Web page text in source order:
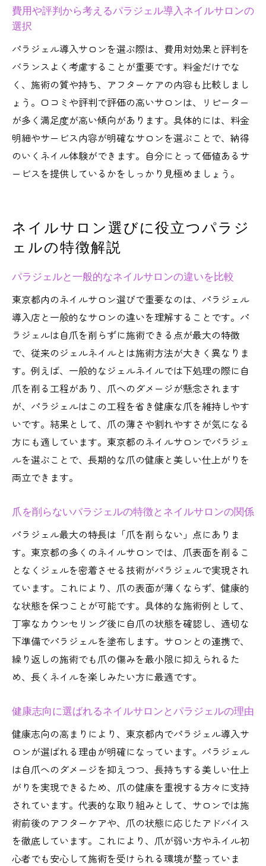
のコスパ
体験するコツ
パラジェル認定サロン東京で費用を抑える
選択ポイント
パラジェルネイルサロンの施術価格と効果
を実感する方法
爪を傷めず楽しむパラジェルネイルの魅力
ネイルサロンで叶うパラジェルの健康的な
イルサロンの工夫
パラジェルで爪を傷めず長持ちするネイル
パラジェル認定サロン東京で受ける安心の
施術
ネイルサロンで人気のパラジェルの持ちと
デザイン力
パラジェルとは違うジェルネイルとの違い
も解説
東京都内で安くパラジェルを体験する方法
パラジェル東京安いネイルサロンの選び方
ポイント
ネイルサロンでお得にパラジェルを楽しむ
工夫
える方法
安く体験できるパラジェルネイルサロンの
特徴とは
都内ネイルサロンで受けるパラジェルのコ
ストメリット
パラジェルを安く体験できるネイルサロン
活用術
パラジェルネイルサロン選びで失敗しないポイ
ント
ネイルサロン選びで押さえたいパラジェル
ポイント
パラジェルネイルサロン利用者の失敗しな
い選び方
東京都のネイルサロンで比較したいパラジ
ェル施術内容
パラジェルのサロン選びでよくある悩みを
解決
費用や評判から考えるパラジェル導入ネイルサロンの
選択
パラジェル導入サロンを選ぶ際は、費用対効果と評判を
バランスよく考慮することが重要です。料金だけでな
く、施術の質や持ち、アフターケアの内容も比較しまし
ょう。口コミや評判で評価の高いサロンは、リピーター
が多く満足度が高い傾向があります。具体的には、料金
明細やサービス内容が明確なサロンを選ぶことで、納得
のいくネイル体験ができます。自分にとって価値あるサ
ービスを提供しているかをしっかり見極めましょう。
ネイルサロン選びに役立つパラジ
ェルの特徴解説
パラジェルと一般的なネイルサロンの違いを比較
東京都内のネイルサロン選びで重要なのは、パラジェル
導入店と一般的なサロンの違いを理解することです。パ
ラジェルは自爪を削らずに施術できる点が最大の特徴
で、従来のジェルネイルとは施術方法が大きく異なりま
す。例えば、一般的なジェルネイルでは下処理の際に自
爪を削る工程があり、爪へのダメージが懸念されます
が、パラジェルはこの工程を省き健康な爪を維持しやす
いです。結果として、爪の薄さや割れやすさが気になる
方にも適しています。東京都のネイルサロンでパラジェ
ルを選ぶことで、長期的な爪の健康と美しい仕上がりを
両立できます。
爪を削らないパラジェルの特徴とネイルサロンの関係
パラジェル最大の特長は「爪を削らない」点にありま
す。東京都の多くのネイルサロンでは、爪表面を削るこ
となくジェルを密着させる技術がパラジェルで実現され
ています。これにより、爪の表面が薄くならず、健康的
な状態を保つことが可能です。具体的な施術例として、
丁寧なカウンセリング後に自爪の状態を確認し、適切な
下準備でパラジェルを塗布します。サロンとの連携で、
繰り返しの施術でも爪の傷みを最小限に抑えられるた
め、長くネイルを楽しみたい方に最適です。
健康志向に選ばれるネイルサロンとパラジェルの理由
健康志向の高まりにより、東京都内でパラジェル導入サ
ロンが選ばれる理由が明確になっています。パラジェル
は自爪へのダメージを抑えつつ、長持ちする美しい仕上
がりを実現できるため、爪の健康を重視する方々に支持
されています。代表的な取り組みとして、サロンでは施
術前後のアフターケアや、爪の状態に応じたアドバイス
を徹底しています。これにより、爪が弱い方やネイル初
心者でも安心して施術を受けられる環境が整っていま